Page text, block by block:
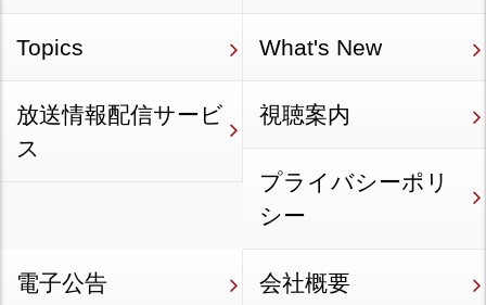
Topics What's New
放送情報配信サービ
ス
視聴案内
プライバシーポリ
シー
電子公告 会社概要